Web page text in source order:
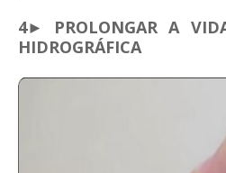
4► PROLONGAR A
HIDROGRÁFICA